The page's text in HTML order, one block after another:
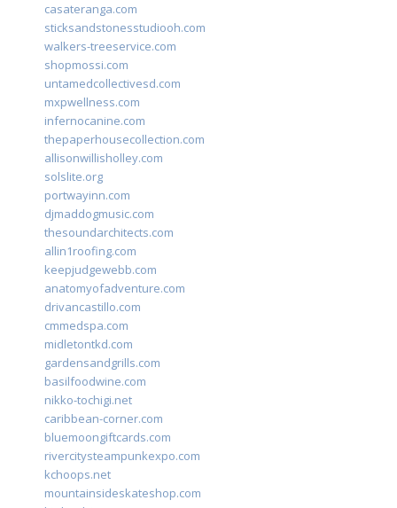
casateranga.com
sticksandstonesstudiooh.com
walkers-treeservice.com
shopmossi.com
untamedcollectivesd.com
mxpwellness.com
infernocanine.com
thepaperhousecollection.com
allisonwillisholley.com
solslite.org
portwayinn.com
djmaddogmusic.com
thesoundarchitects.com
allin1roofing.com
keepjudgewebb.com
anatomyofadventure.com
drivancastillo.com
cmmedspa.com
midletontkd.com
gardensandgrills.com
basilfoodwine.com
nikko-tochigi.net
caribbean-corner.com
bluemoongiftcards.com
rivercitysteampunkexpo.com
kchoops.net
mountainsideskateshop.com